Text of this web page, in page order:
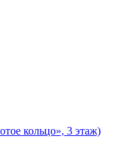
кольцо», 3 этаж)